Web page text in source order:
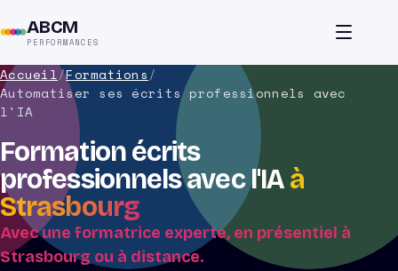
ABCM
PERFORMANCES
Accueil/Formations/
Automatiser ses écrits professionnels avec
l'IA
Formation écrits
professionnels avec l'IAà
Strasbourg
Avec une formatrice experte, en présentiel à
Strasbourg ou à distance.